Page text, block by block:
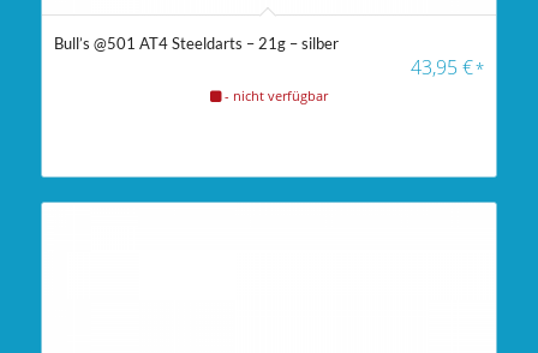
Bull’s @501 AT4 Steeldarts – 21g – silber
43,95€*
- nicht verfügbar